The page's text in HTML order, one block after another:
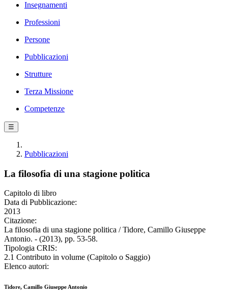
Insegnamenti
Professioni
Persone
Pubblicazioni
Strutture
Terza Missione
Competenze
☰
Pubblicazioni
La filosofia di una stagione politica
Capitolo di libro
Data di Pubblicazione:
2013
Citazione:
La filosofia di una stagione politica / Tidore, Camillo Giuseppe
Antonio. - (2013), pp. 53-58.
Tipologia CRIS:
2.1 Contributo in volume (Capitolo o Saggio)
Elenco autori:
Tidore, Camillo Giuseppe Antonio